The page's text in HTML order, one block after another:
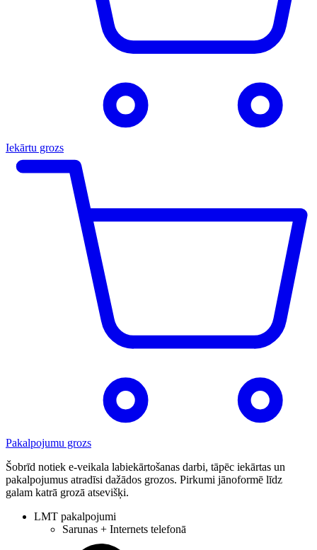
Iekārtu grozs
Pakalpojumu grozs
Šobrīd notiek e-veikala labiekārtošanas darbi, tāpēc iekārtas un
pakalpojumus atradīsi dažādos grozos. Pirkumi jānoformē līdz
galam katrā grozā atsevišķi.
LMT pakalpojumi
Sarunas + Internets telefonā